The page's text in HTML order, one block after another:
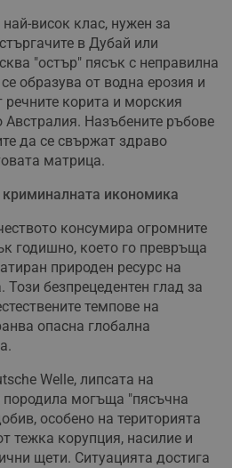
висок клас, нужен за
в Дубай или
"остър" пясък с неправилна
образува от водна ерозия и
корита и морския
Назъбените ръбове
да се свържат здраво
матрица.
икономика
консумира огромните
годишно, което го превръща
природен ресурс на
Този безпрецедентен глад за
темпове на
опасна глобална
Welle, липсата на
породила могъща "пясъчна
особено на територията
тежка корупция, насилие и
щети. Ситуацията достига